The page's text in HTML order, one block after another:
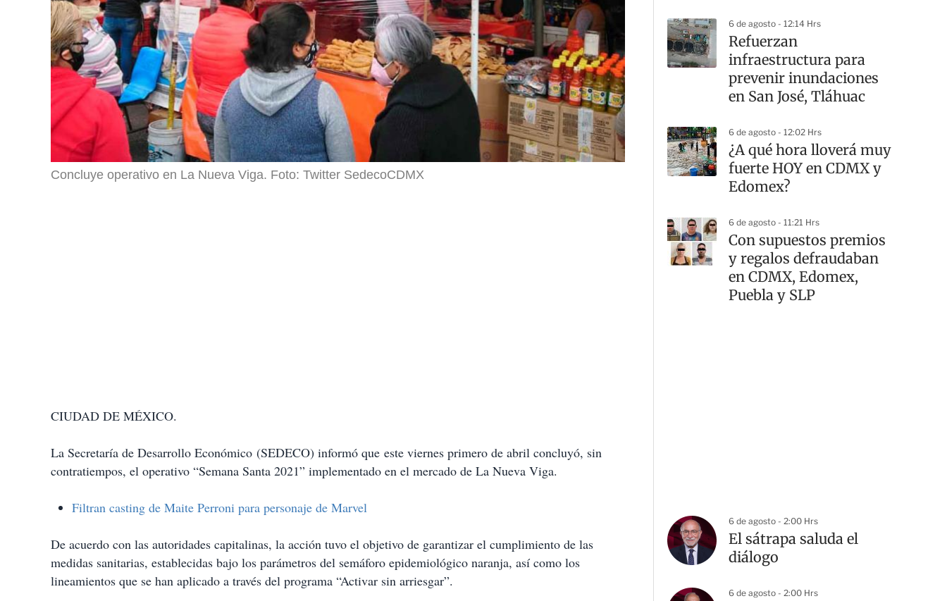
Concluye operativo en La Nueva Viga. Foto: Twitter SedecoCDMX
CIUDAD DE MÉXICO.
La Secretaría de Desarrollo Económico (SEDECO) informó que este viernes primero de abril concluyó, sin
contratiempos, el operativo “Semana Santa 2021” implementado en el mercado de La Nueva Viga.
Filtran casting de Maite Perroni para personaje de Marvel
De acuerdo con las autoridades capitalinas, la acción tuvo el objetivo de garantizar el cumplimiento de las
medidas sanitarias, establecidas bajo los parámetros del semáforo epidemiológico naranja, así como los
lineamientos que se han aplicado a través del programa “Activar sin arriesgar”.
6 de agosto - 12:14 Hrs
Refuerzan
infraestructura para
prevenir inundaciones
en San José, Tláhuac
6 de agosto - 12:02 Hrs
¿A qué hora lloverá muy
fuerte HOY en CDMX y
Edomex?
6 de agosto - 11:21 Hrs
Con supuestos premios
y regalos defraudaban
en CDMX, Edomex,
Puebla y SLP
6 de agosto - 2:00 Hrs
El sátrapa saluda el
diálogo
6 de agosto - 2:00 Hrs